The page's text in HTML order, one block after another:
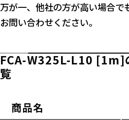
万が一、他社の方が高い場合で
お問い合わせください。
FCA-W325L-L10 [1m]
覧
商品名 横スクロール